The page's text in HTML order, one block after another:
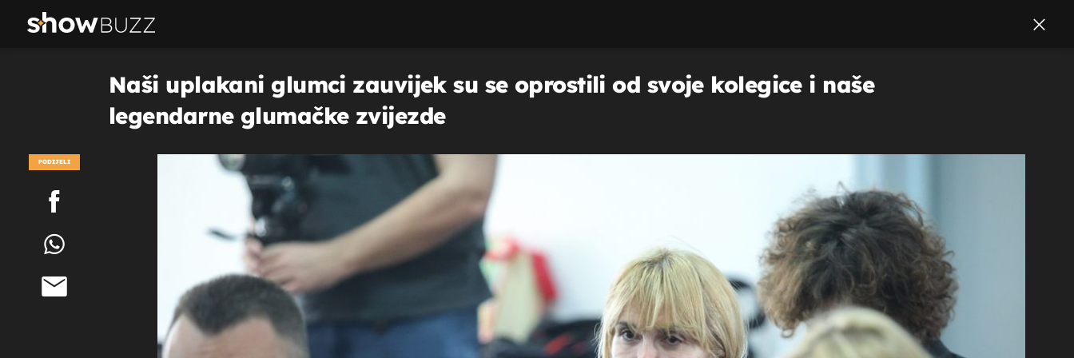
Naši uplakani glumci zauvijek su se oprostili od svoje kolegice i naše
legendarne glumačke zvijezde
PODIJELI
POGLEDAJ